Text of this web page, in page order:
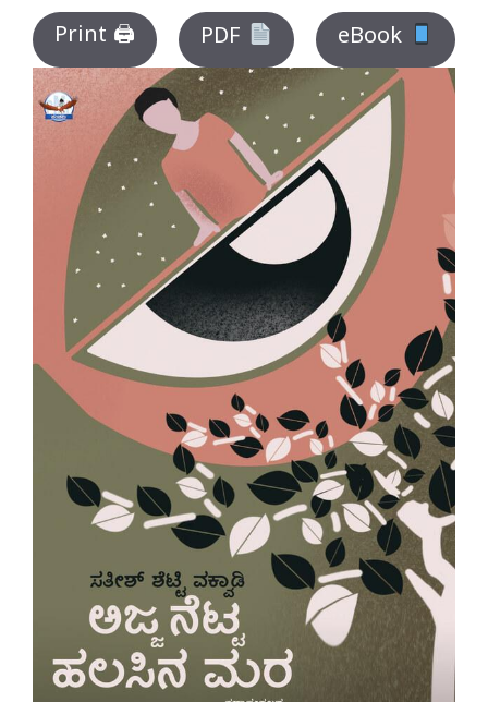
Print 🖨 PDF eBook